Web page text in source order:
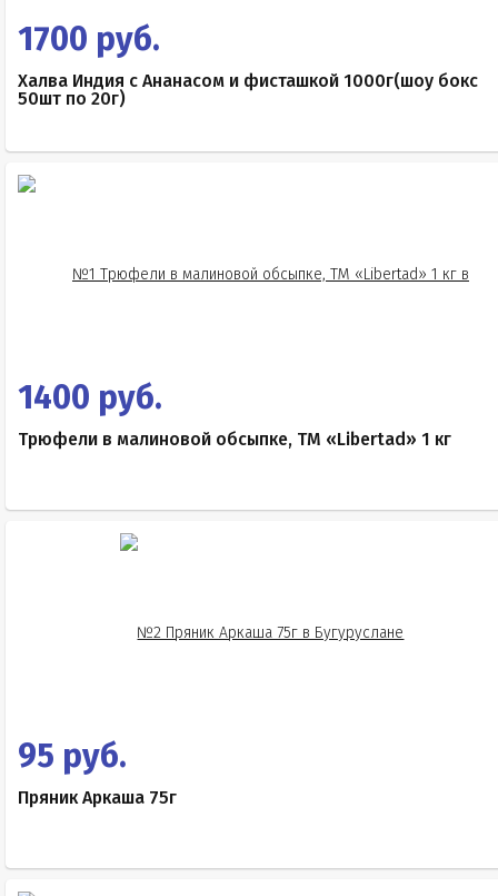
1700 руб.
Халва Индия с Ананасом и фисташкой 1000г(шоу бокс
50шт по 20г)
1400 руб.
Трюфели в малиновой обсыпке, ТМ «Libertad» 1 кг
95 руб.
Пряник Аркаша 75г